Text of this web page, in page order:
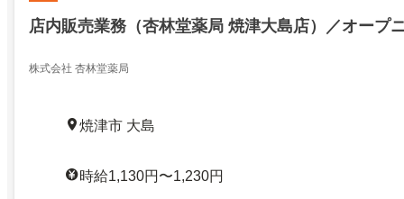
店内販売業務（杏林堂薬局 焼津大島店）／オープ
株式会社 杏林堂薬局
焼津市 大島
時給1,130円〜1,230円